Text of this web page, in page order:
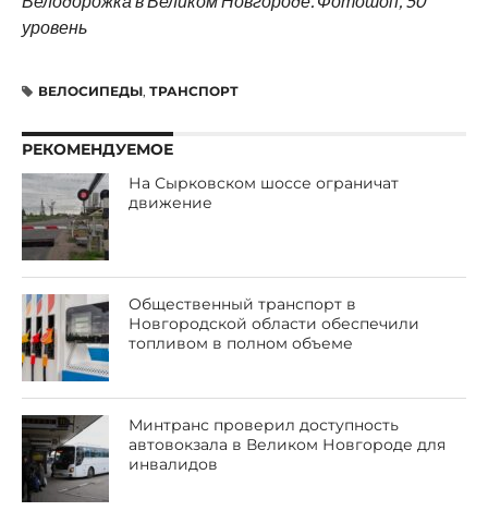
уровень
ВЕЛОСИПЕДЫ, ТРАНСПОРТ
РЕКОМЕНДУЕМОЕ
На Сырковском шоссе ограничат
движение
Общественный транспорт в
Новгородской области обеспечили
топливом в полном объеме
Минтранс проверил доступность
автовокзала в Великом Новгороде для
инвалидов